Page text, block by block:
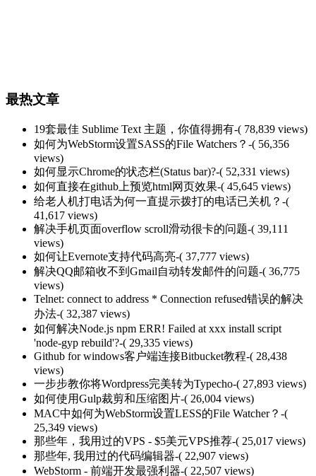
最热文章
19套最佳 Sublime Text 主题，你值得拥有-( 78,839 views)
如何为WebStorm设置SASS的File Watchers？ -( 56,356
views)
如何显示Chrome的状态栏(Status bar)?-( 52,331 views)
如何直接在github上预览html网页效果-( 45,645 views)
给老人机打电话为何一直提示拨打的电话已关机？ -(
41,617 views)
解决手机页面overflow scroll滑动很卡的问题-( 39,111
views)
如何让Evernote支持代码高亮-( 37,777 views)
解决QQ邮箱收不到Gmail自动转发邮件的问题-( 36,775
views)
Telnet: connect to address * Connection refused错误的解决
办法-( 32,387 views)
如何解决Node.js npm ERR! Failed at xxx install script
'node-gyp rebuild'?-( 29,335 views)
Github for windows客户端连接Bitbucket教程-( 28,438
views)
一步步教你将Wordpress完美转为Typecho-( 27,893 views)
如何使用Gulp裁剪和压缩图片-( 26,004 views)
MAC中如何为WebStorm设置LESS的File Watcher？ -(
25,349 views)
那些年，我用过的VPS - $5美元VPS推荐-( 25,017 views)
那些年, 我用过的代码编辑器-( 22,907 views)
WebStorm - 前端开发最强利器-( 22,507 views)